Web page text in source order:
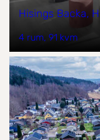
Hisings Backa,
4 rum 91 kvm